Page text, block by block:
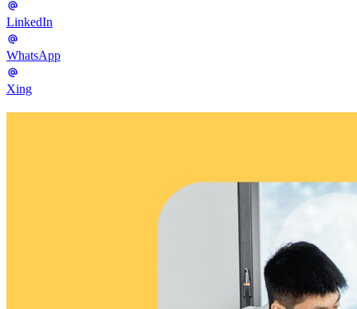
LinkedIn
WhatsApp
Xing